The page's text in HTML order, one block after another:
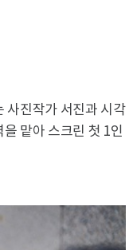
사진작가 서진과 시각
맡아 스크린 첫 1인